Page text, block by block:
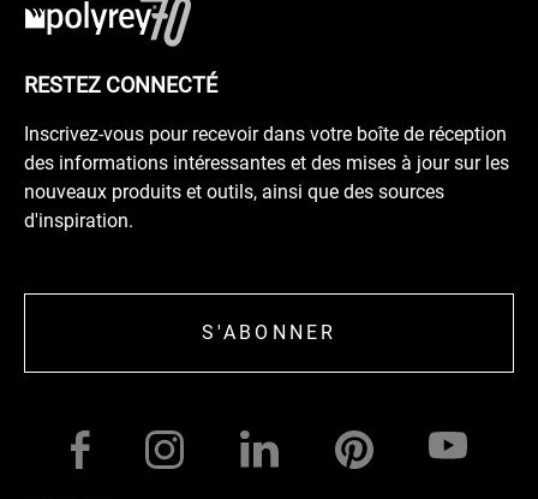
RESTEZ CONNECTÉ
Inscrivez-vous pour recevoir dans votre boîte de réception
des informations intéressantes et des mises à jour sur les
nouveaux produits et outils, ainsi que des sources
d'inspiration.
S'ABONNER